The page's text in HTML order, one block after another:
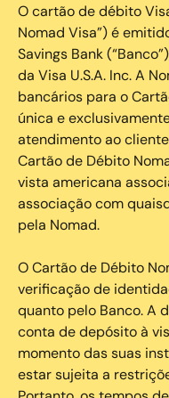
O cartão de débito
Nomad Visa”) é
Savings Bank
da Visa U.S.A. Inc. A
bancários para o
única e
atendimento ao
Cartão de Débito
vista americana
associação com
pela Nomad.
O Cartão de Débito
verificação de
quanto pelo Banco. A
conta de depósito à
momento das suas
estar sujeita a